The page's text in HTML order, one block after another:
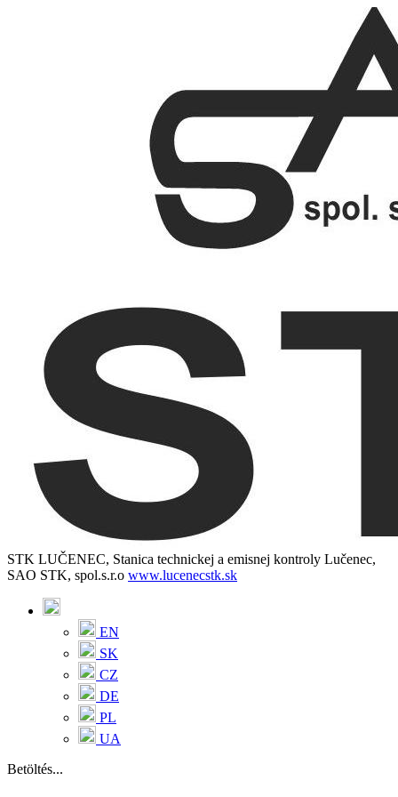
STK LUČENEC, Stanica technickej a emisnej kontroly Lučenec,
SAO STK, spol.s.r.o www.lucenecstk.sk
EN
SK
CZ
DE
PL
UA
Betöltés...